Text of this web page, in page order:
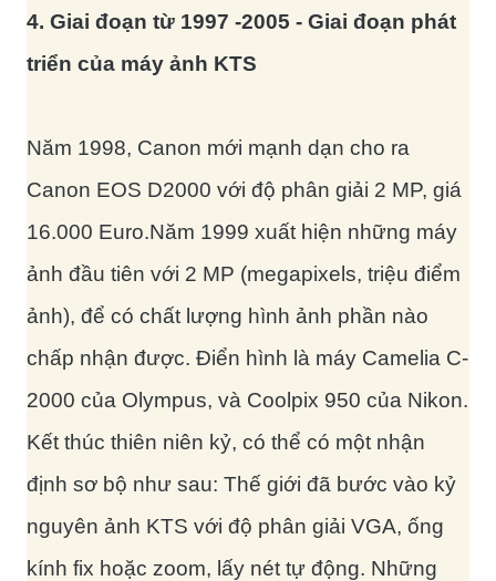
4. Giai đoạn từ 1997 -2005 - Giai đoạn phát
triển của máy ảnh KTS
Năm 1998, Canon mới mạnh dạn cho ra
Canon EOS D2000 với độ phân giải 2 MP, giá
16.000 Euro.Năm 1999 xuất hiện những máy
ảnh đầu tiên với 2 MP (megapixels, triệu điểm
ảnh), để có chất lượng hình ảnh phần nào
chấp nhận được. Điển hình là máy Camelia C-
2000 của Olympus, và Coolpix 950 của Nikon.
Kết thúc thiên niên kỷ, có thể có một nhận
định sơ bộ như sau: Thế giới đã bước vào kỷ
nguyên ảnh KTS với độ phân giải VGA, ống
kính fix hoặc zoom, lấy nét tự động. Những